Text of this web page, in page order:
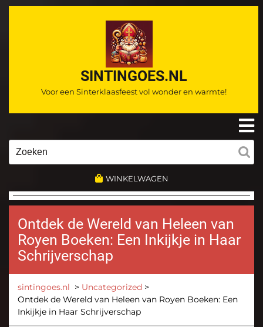
Ga
SINTINGOES.NL
Voor een Sinterklaasfeest vol wonder en warmte!
WINKELWAGEN
Ontdek de Wereld van Heleen van
Royen Boeken: Een Inkijkje in Haar
Schrijverschap
sintingoes.nl > Uncategorized >
Ontdek de Wereld van Heleen van Royen Boeken: Een
Inkijkje in Haar Schrijverschap